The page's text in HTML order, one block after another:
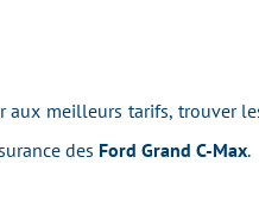
aux meilleurs tarifs, trouver
des Ford Grand C-Max.